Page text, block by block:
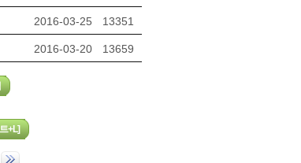
2016-03-25 13351
2016-03-20 13659